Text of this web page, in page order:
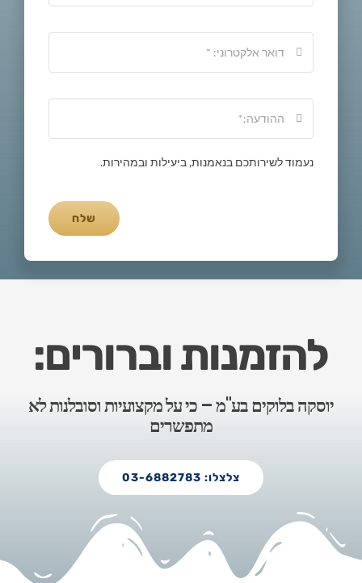
נעמוד לשירותכם בנאמנות, ביעילות ובמהירות.
שלח
להזמנות וברורים:
יוסקה בלוקים בע"מ – כי על מקצועיות וסובלנות לא
מתפשרים
צלצלו: 03-6882783